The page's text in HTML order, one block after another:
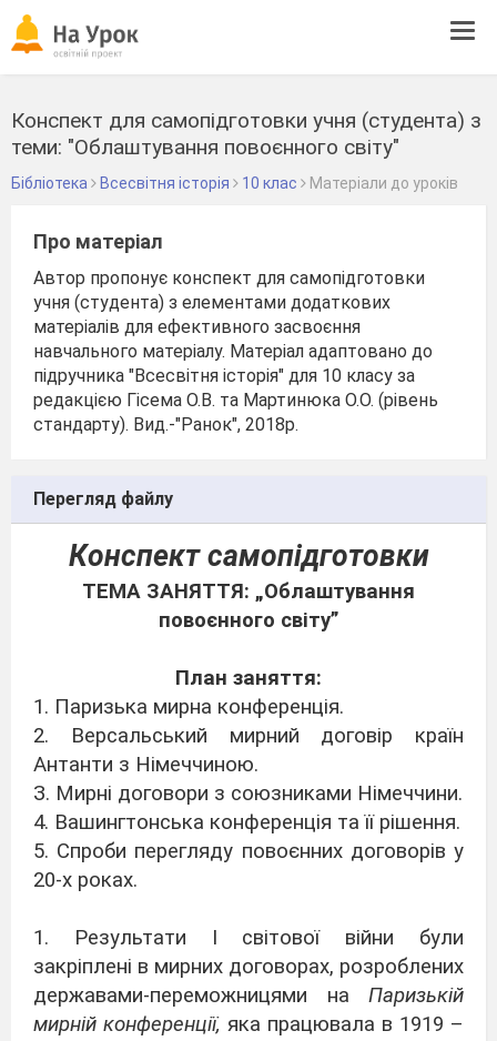
Конспект для самопідготовки учня (студента) з
теми: "Облаштування повоєнного світу"
Бібліотека Всесвітня історія 10 клас Матеріали до уроків
Про матеріал
Автор пропонує конспект для самопідготовки
учня (студента) з елементами додаткових
матеріалів для ефективного засвоєння
навчального матеріалу. Матеріал адаптовано до
підручника "Всесвітня історія" для 10 класу за
редакцією Гісема О.В. та Мартинюка О.О. (рівень
стандарту). Вид.-"Ранок", 2018р.
Перегляд файлу
Конспект самопідготовки
ТЕМА ЗАНЯТТЯ: „Облаштування
повоєнного світу”
План заняття:
1. Паризька мирна конференція.
2. Версальський мирний договір країн
Антанти з Німеччиною.
З. Мирні договори з союзниками Німеччини.
4. Вашингтонська конференція та її рішення.
5. Спроби перегляду повоєнних договорів у
20-х роках.
1. Результати І світової війни були
закріплені в мирних договорах, розроблених
державами-переможницями на Паризькій
мирній конференції, яка працювала в 1919 –